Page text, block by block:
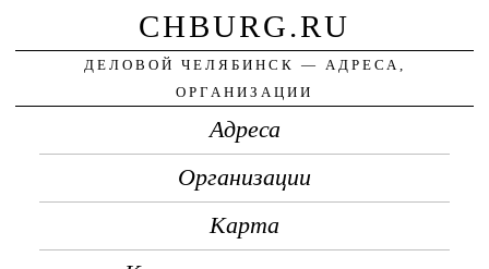
CHBURG.RU
ДЕЛОВОЙ ЧЕЛЯБИНСК — АДРЕСА,
ОРГАНИЗАЦИИ
Адреса
Организации
Карта